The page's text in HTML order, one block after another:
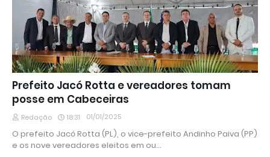
Prefeito Jacó Rotta e vereadores tomam
posse em Cabeceiras
Redação 18:31 01/01/2025
O prefeito Jacó Rotta (PL), o vice-prefeito Andinho Paiva (PP)
e os nove vereadores eleitos em ou…